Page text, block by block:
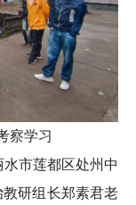
察学习
市莲都区处州中
研组长郑素君老